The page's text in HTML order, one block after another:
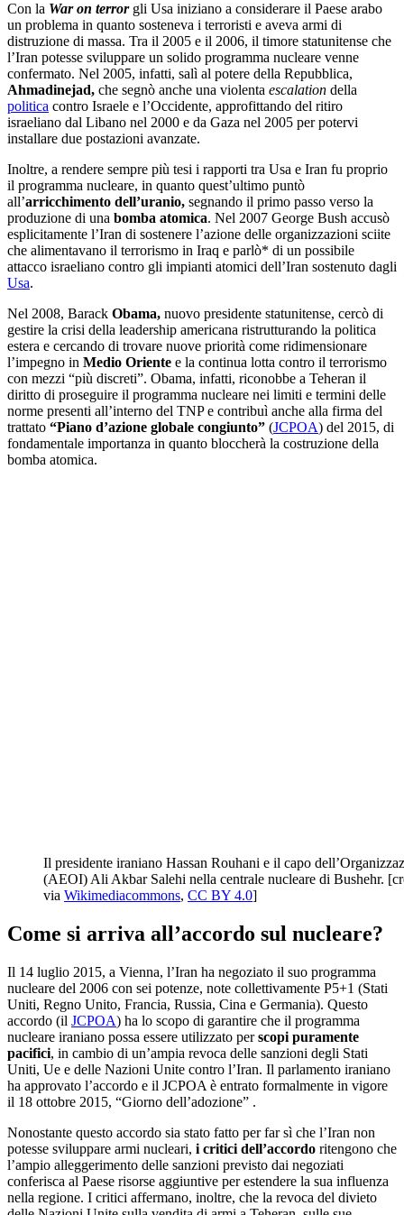
Con la War on terror gli Usa iniziano a considerare il Paese arabo
un problema in quanto sosteneva i terroristi e aveva armi di
distruzione di massa. Tra il 2005 e il 2006, il timore statunitense che
l’Iran potesse sviluppare un solido programma nucleare venne
confermato. Nel 2005, infatti, salì al potere della Repubblica,
Ahmadinejad, che segnò anche una violenta escalation della
politica contro Israele e l’Occidente, approfittando del ritiro
israeliano dal Libano nel 2000 e da Gaza nel 2005 per potervi
installare due postazioni avanzate.
Inoltre, a rendere sempre più tesi i rapporti tra Usa e Iran fu proprio
il programma nucleare, in quanto quest’ultimo puntò
all’arricchimento dell’uranio, segnando il primo passo verso la
produzione di una bomba atomica. Nel 2007 George Bush accusò
esplicitamente l’Iran di sostenere l’azione delle organizzazioni sciite
che alimentavano il terrorismo in Iraq e parlò* di un possibile
attacco israeliano contro gli impianti atomici dell’Iran sostenuto dagli
Usa.
Nel 2008, Barack Obama, nuovo presidente statunitense, cercò di
gestire la crisi della leadership americana ristrutturando la politica
estera e cercando di trovare nuove priorità come ridimensionare
l’impegno in Medio Oriente e la continua lotta contro il terrorismo
con mezzi “più discreti”. Obama, infatti, riconobbe a Teheran il
diritto di proseguire il programma nucleare nei limiti e termini delle
norme presenti all’interno del TNP e contribuì anche alla firma del
trattato “Piano d’azione globale congiunto” (JCPOA) del 2015, di
fondamentale importanza in quanto bloccherà la costruzione della
bomba atomica.
Il presidente iraniano Hassan Rouhani e il capo
(AEOI) Ali Akbar Salehi nella centrale nucleare di Bushehr.
via Wikimediacommons, CC BY 4.0]
Come si arriva all’accordo sul nucleare?
Il 14 luglio 2015, a Vienna, l’Iran ha negoziato il suo programma
nucleare del 2006 con sei potenze, note collettivamente P5+1 (Stati
Uniti, Regno Unito, Francia, Russia, Cina e Germania). Questo
accordo (il JCPOA) ha lo scopo di garantire che il programma
nucleare iraniano possa essere utilizzato perscopi puramente
pacifici, in cambio di un’ampia revoca delle sanzioni degli Stati
Uniti, Ue e delle Nazioni Unite contro l’Iran. Il parlamento iraniano
ha approvato l’accordo e il JCPOA è entrato formalmente in vigore
il 18 ottobre 2015, “Giorno dell’adozione” .
Nonostante questo accordo sia stato fatto per far sì che l’Iran non
potesse sviluppare armi nucleari, i critici dell’accordo ritengono che
l’ampio alleggerimento delle sanzioni previsto dai negoziati
conferisca al Paese risorse aggiuntive per estendere la sua influenza
nella regione. I critici affermano, inoltre, che la revoca del divieto